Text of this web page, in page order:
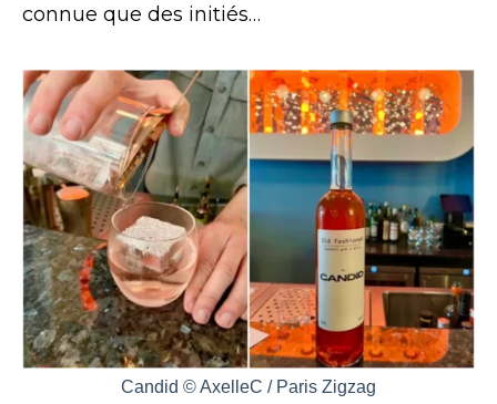
connue que des initiés…
Candid © AxelleC / Paris Zigzag